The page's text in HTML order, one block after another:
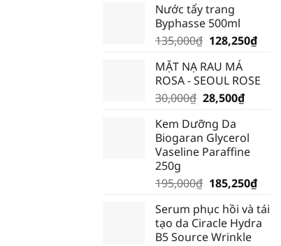
Nước tẩy trang
Byphasse 500ml
135,000₫ Giá
là:
135,000₫.
128,250₫Giá
là:
MẶT NẠ RAU MÁ
ROSA - SEOUL ROSE
30,000₫ Giá
là:
30,000₫.
28,500₫Giá
là:
28,500₫.
Kem Dưỡng Da
Biogaran Glycerol
Vaseline Paraffine
250g
195,000₫ Giá
là:
195,000₫.
185,250₫Giá
tại
là:
Serum phục hồi và tái
tạo da Ciracle Hydra
B5 Source Wrinkle